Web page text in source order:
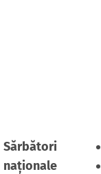
Sărbători
naționale